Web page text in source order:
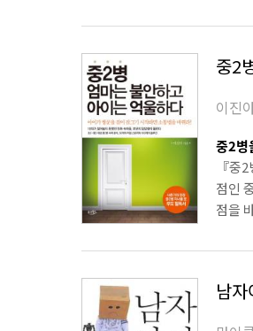
중2
이진
중2병
『중
점인
점을
남